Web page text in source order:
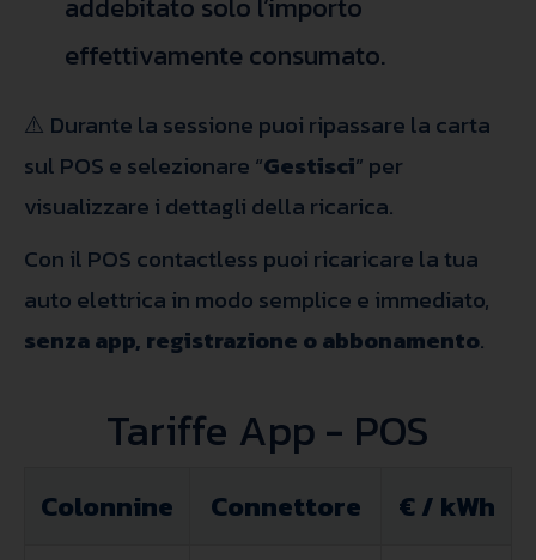
effettivamente consumato.
⚠️ Durante la sessione puoi ripassare la carta
sul POS e selezionare “Gestisci” per
visualizzare i dettagli della ricarica.
Con il POS contactless puoi ricaricare la tua
auto elettrica in modo semplice e immediato,
senza app, registrazione o abbonamento.
Tariffe App - POS
Colonnine Connettore
€ / kWh